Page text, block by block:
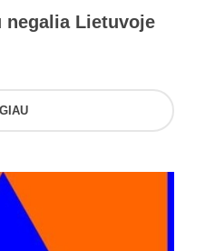
negalia Lietuvoje